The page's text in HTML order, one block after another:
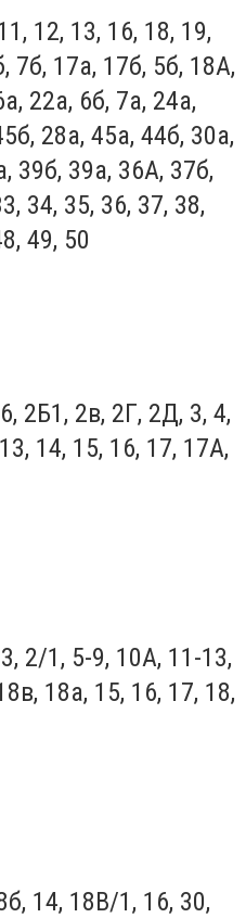
12, 13, 16, 18, 19,
7б, 17а, 17б, 5б, 18А,
22а, 6б, 7а, 24а,
28а, 45а, 44б, 30а,
39б, 39а, 36А, 37б,
34, 35, 36, 37, 38,
49, 50
2Б1, 2в, 2Г, 2Д, 3, 4,
14, 15, 16, 17, 17А,
2/1, 5-9, 10А, 11-13,
18а, 15, 16, 17, 18,
14, 18В/1, 16, 30,